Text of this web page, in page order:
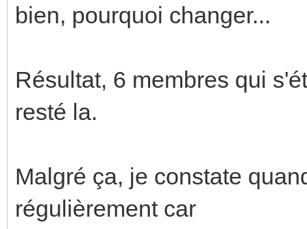
bien, pourquoi changer...
Résultat, 6 membres qui
resté la.
Malgré ça, je constate
régulièrement car